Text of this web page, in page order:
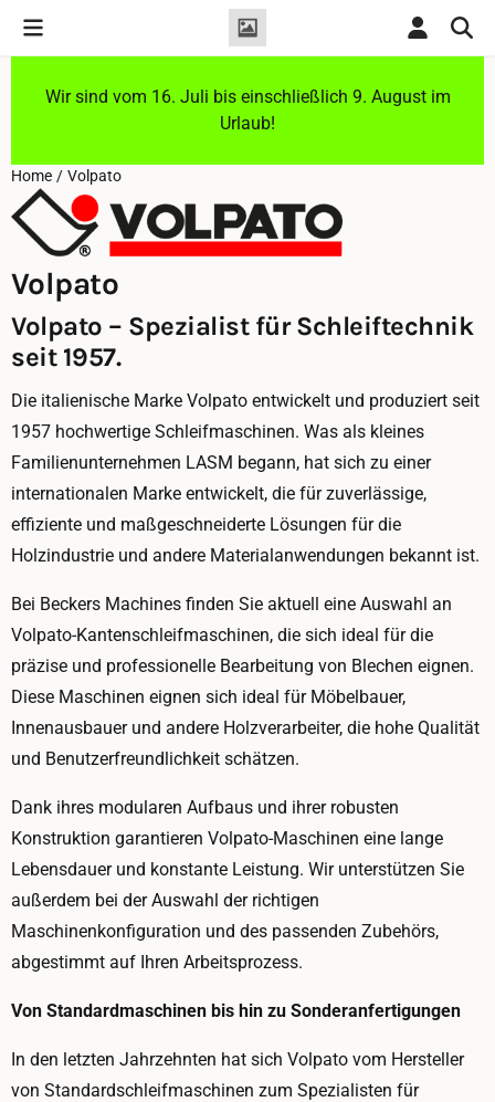
Cookie-Einstellungen sind derzeit geschlossen.
Wir sind vom 16. Juli bis einschließlich 9. August im
Urlaub!
Home / Volpato
Volpato
Volpato – Spezialist für Schleiftechnik
seit 1957.
Die italienische Marke Volpato entwickelt und produziert seit
1957 hochwertige Schleifmaschinen. Was als kleines
Familienunternehmen LASM begann, hat sich zu einer
internationalen Marke entwickelt, die für zuverlässige,
effiziente und maßgeschneiderte Lösungen für die
Holzindustrie und andere Materialanwendungen bekannt ist.
Bei Beckers Machines finden Sie aktuell eine Auswahl an
Volpato-Kantenschleifmaschinen, die sich ideal für die
präzise und professionelle Bearbeitung von Blechen eignen.
Diese Maschinen eignen sich ideal für Möbelbauer,
Innenausbauer und andere Holzverarbeiter, die hohe Qualität
und Benutzerfreundlichkeit schätzen.
Dank ihres modularen Aufbaus und ihrer robusten
Konstruktion garantieren Volpato-Maschinen eine lange
Lebensdauer und konstante Leistung. Wir unterstützen Sie
außerdem bei der Auswahl der richtigen
Maschinenkonfiguration und des passenden Zubehörs,
abgestimmt auf Ihren Arbeitsprozess.
Von Standardmaschinen bis hin zu Sonderanfertigungen
In den letzten Jahrzehnten hat sich Volpato vom Hersteller
von Standardschleifmaschinen zum Spezialisten für